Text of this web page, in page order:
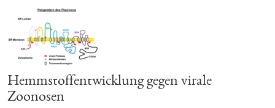
Hemmstoffentwicklung gegen virale
Zoonosen